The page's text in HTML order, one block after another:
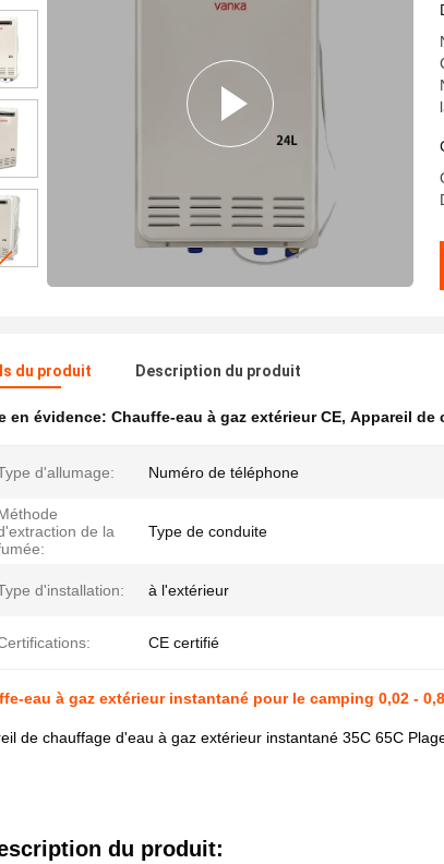
du produit Description du produit
en évidence: Chauffe-eau à gaz extérieur CE, Appareil de
d'allumage: Numéro de téléphone
de la
Type de conduite
d'installation: à l'extérieur
CE certifié
eau à gaz extérieur instantané pour le camping 0,02 -
de chauffage d'eau à gaz extérieur instantané 35C 65C
du produit: